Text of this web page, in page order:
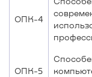
ОПК-4
ОПК-5